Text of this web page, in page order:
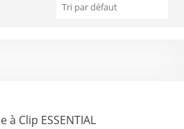
à Clip ESSENTIAL